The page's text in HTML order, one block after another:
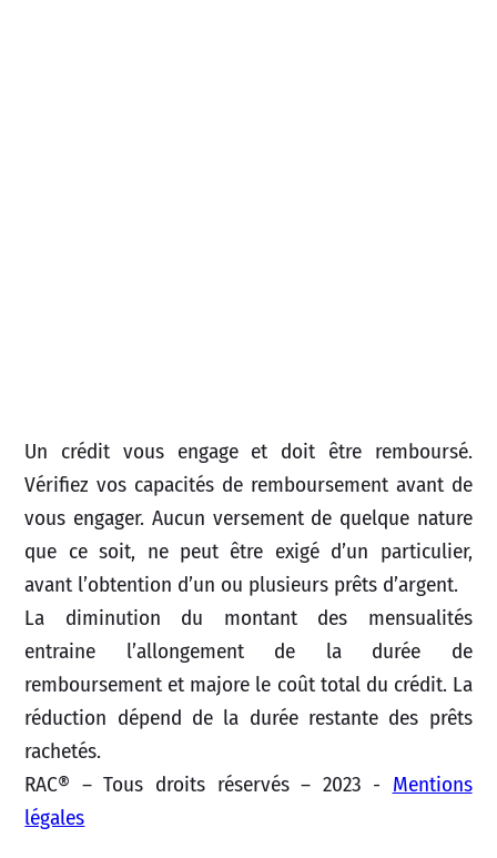
Un crédit vous engage et doit être remboursé.
Vérifiez vos capacités de remboursement avant de
vous engager. Aucun versement de quelque nature
que ce soit, ne peut être exigé d’un particulier,
avant l’obtention d’un ou plusieurs prêts d’argent.
La diminution du montant des mensualités
entraine l’allongement de la durée de
remboursement et majore le coût total du crédit. La
réduction dépend de la durée restante des prêts
rachetés.
RAC® – Tous droits réservés – 2023 - Mentions
légales